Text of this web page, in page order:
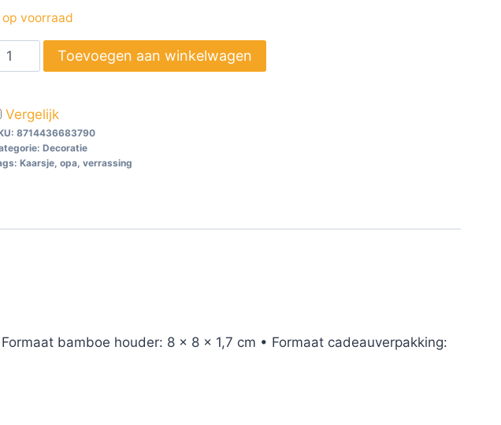
op voorraad
Toevoegen aan winkelwagen
Vergelijk
8714436683790
Decoratie
Kaarsje, opa, verrassing
bamboe houder: 8 x 8 x 1,7 cm • Formaat cadeauverpakking: